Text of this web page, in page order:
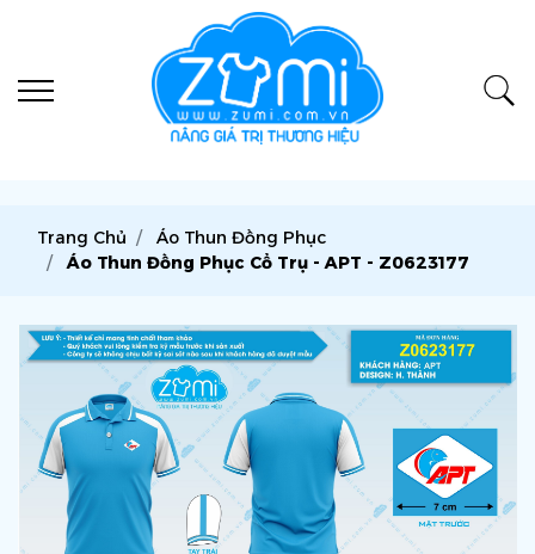
Trang Chủ
Áo Thun Đồng Phục
Áo Thun Đồng Phục Cổ Trụ - APT - Z0623177